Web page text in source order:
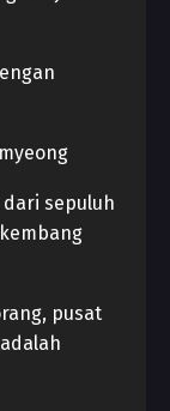
sepuluh
pusat